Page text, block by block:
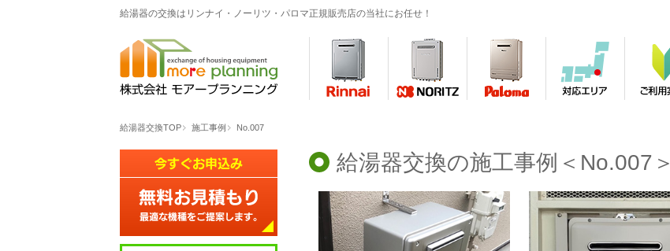
給湯器の交換はリンナイ・ノーリツ・パロマ正規販売店の当社にお任せ！
給湯器交換TOP 施工事例 No.007
給湯器交換の施工事例＜No.007＞